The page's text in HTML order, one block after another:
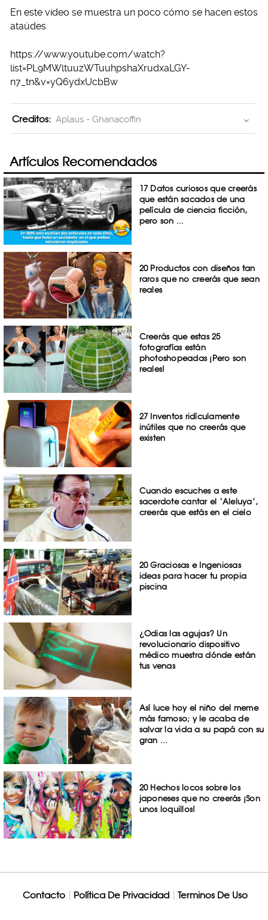
En este video se muestra un poco cómo se hacen estos
ataúdes
https://www.youtube.com/watch?
list=PL9MWltuuzWTuuhpshaXrudxaLGY-
n7_tn&v=yQ6ydxUcbBw
Creditos: Aplaus - Ghanacoffin
Artículos Recomendados
17 Datos curiosos que creerás
que están sacados de una
película de ciencia ficción,
pero son ...
20 Productos con diseños tan
raros que no creerás que sean
reales
Creerás que estas 25
fotografías están
photoshopeadas ¡Pero son
reales!
27 Inventos ridículamente
inútiles que no creerás que
existen
Cuando escuches a este
sacerdote cantar el ‘Aleluya’,
creerás que estás en el cielo
20 Graciosas e Ingeniosas
ideas para hacer tu propia
piscina
¿Odias las agujas? Un
revolucionario dispositivo
médico muestra dónde están
tus venas
Así luce hoy el niño del meme
más famoso; y le acaba de
salvar la vida a su papá con su
gran ...
20 Hechos locos sobre los
japoneses que no creerás ¡Son
unos loquillos!
Contacto Política De Privacidad Terminos De Uso